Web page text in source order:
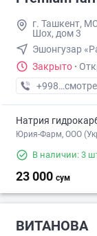
г. Ташкент,
Шох, дом 3
Эшонгузар
Закрыто ·
+998 (95)
Натрия
Юрия-Фарм, ООО
В наличии: 3
23 000 сум
ВИТАНОВА